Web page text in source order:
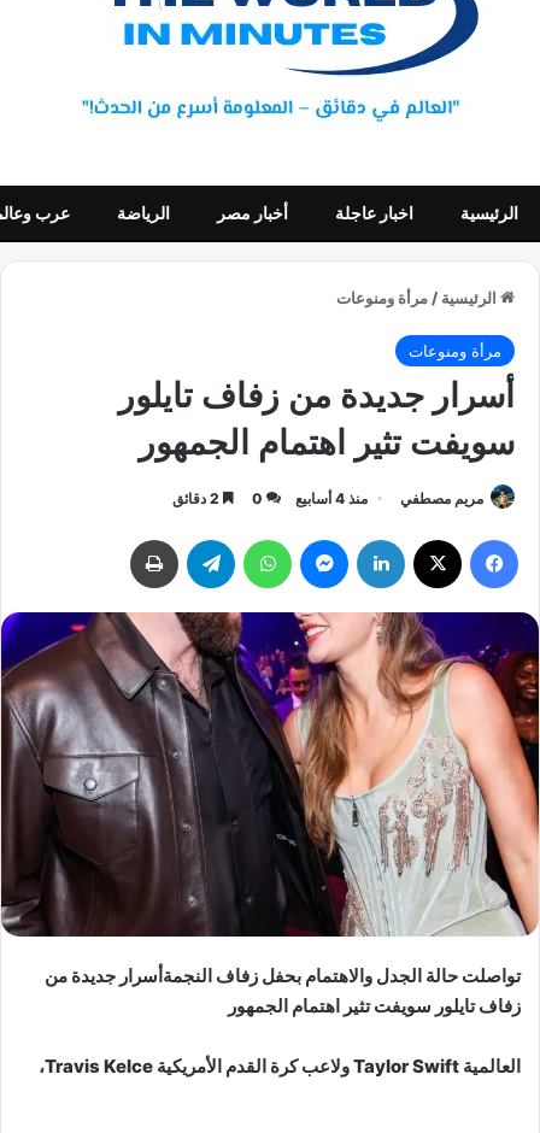
الرئيسية اخبار عاجلة أخبار مصر الرياضة عرب
الرئيسية / مرأة ومنوعات
مرأة ومنوعات
أسرار جديدة من زفاف تايلور
سويفت تثير اهتمام الجمهور
مريم مصطفي منذ 4 أسابيع 0
تواصلت حالة الجدل والاهتمام بحفل زفاف النجمةأسرار جديدة من
زفاف تايلور سويفت تثير اهتمام الجمهور
العالمية Taylor Swift ولاعب كرة القدم الأمريكية Travis Kelce،